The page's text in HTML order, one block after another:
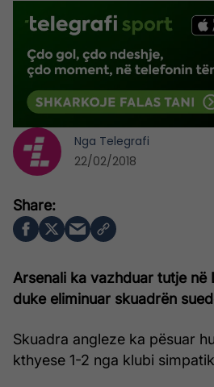
Arsenali ka vazhduar tutje në
duke eliminuar skuadrën
Skuadra angleze ka pësuar
kthyese 1-2 nga klubi
Nga Telegrafi
22/02/2018